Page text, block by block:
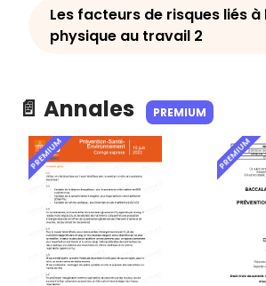
Les facteurs de risques liés à
physique au travail 2
📄 Annales PREMIUM
PREMIUM PREMIUM